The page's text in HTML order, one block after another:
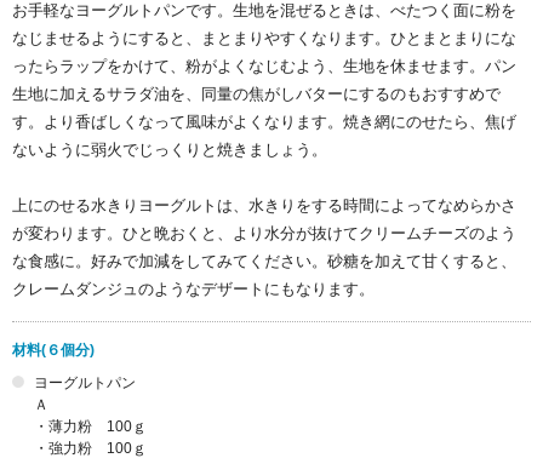
お手軽なヨーグルトパンです。生地を混ぜるときは、べたつく面に粉を
なじませるようにすると、まとまりやすくなります。ひとまとまりにな
ったらラップをかけて、粉がよくなじむよう、生地を休ませます。パン
生地に加えるサラダ油を、同量の焦がしバターにするのもおすすめで
す。より香ばしくなって風味がよくなります。焼き網にのせたら、焦げ
ないように弱火でじっくりと焼きましょう。
上にのせる水きりヨーグルトは、水きりをする時間によってなめらかさ
が変わります。ひと晩おくと、より水分が抜けてクリームチーズのよう
な食感に。好みで加減をしてみてください。砂糖を加えて甘くすると、
クレームダンジュのようなデザートにもなります。
材料(６個分)
ヨーグルトパン
Ａ
・薄力粉 100ｇ
・強力粉 100ｇ